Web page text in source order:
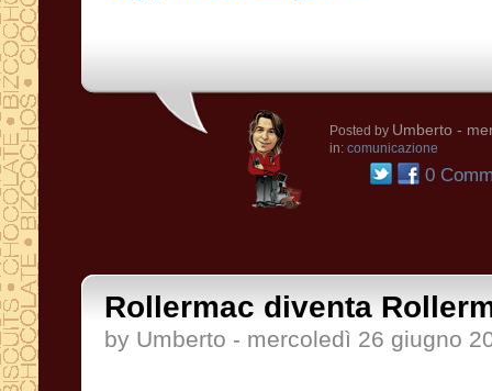
Posted by Umberto -
in: comunicazione
0
Rollermac diventa
by Umberto - mercoledì 26 giugno